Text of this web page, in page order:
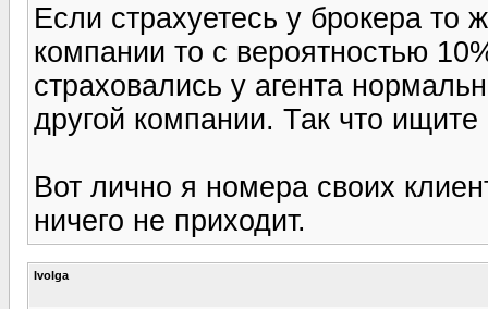
Если страхуетесь у брокера то
компании то с вероятностью
страховались у агента
другой компании. Так что ищите
Вот лично я номера своих
ничего не приходит.
Ivolga